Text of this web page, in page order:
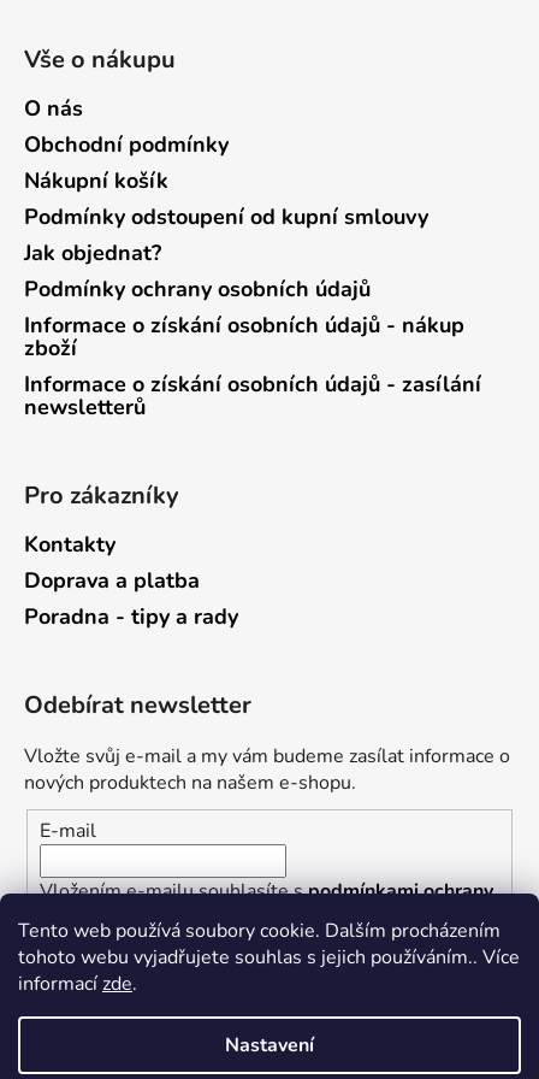
Tento web používá soubory cookie. Dalším procházením
tohoto webu vyjadřujete souhlas s jejich používáním.. Více
informacízde.
Nastavení
Vše o nákupu
O nás
Obchodní podmínky
Nákupní košík
Podmínky odstoupení od kupní smlouvy
Jak objednat?
Podmínky ochrany osobních údajů
Informace o získání osobních údajů - nákup
zboží
Informace o získání osobních údajů - zasílání
newsletterů
Pro zákazníky
Kontakty
Doprava a platba
Poradna - tipy a rady
Odebírat newsletter
Vložte svůj e-mail a my vám budeme zasílat informace o
nových produktech na našem e-shopu.
E-mail
Vložením e-mailu souhlasíte spodmínkami ochrany
osobních údajů
PŘIHLÁSIT SE